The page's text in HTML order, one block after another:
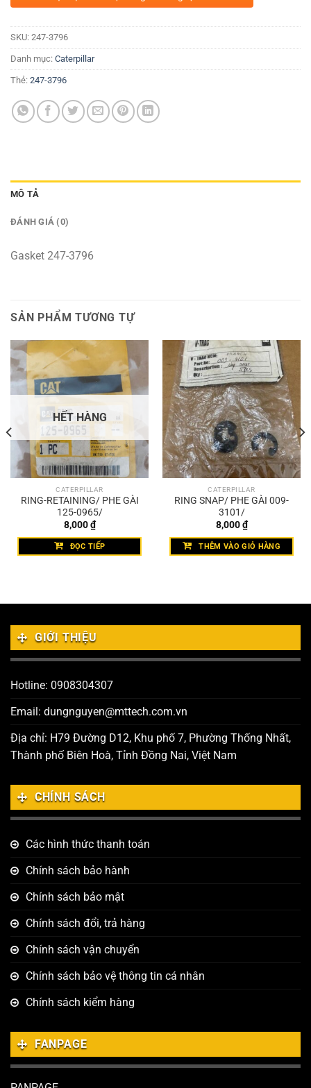
SKU: 247-3796
Danh mục: Caterpillar
Thẻ: 247-3796
MÔ TẢ
ĐÁNH GIÁ (0)
Gasket 247-3796
SẢN PHẨM TƯƠNG TỰ
HẾT HÀNG
CATERPILLAR
RING-RETAINING/ PHE GÀI
125-0965/
8,000₫
ĐỌC TIẾP
CATERPILLAR
RING SNAP/ PHE GÀI 009-
3101/
8,000₫
THÊM VÀO GIỎ HÀNG
GIỚI THIỆU
Hotline: 0908304307
Email: dungnguyen@mttech.com.vn
Địa chỉ: H79 Đường D12, Khu phố 7, Phường Thống Nhất,
Thành phố Biên Hoà, Tỉnh Đồng Nai, Việt Nam
CHÍNH SÁCH
Các hình thức thanh toán
Chính sách bảo hành
Chính sách bảo mật
Chính sách đổi, trả hàng
Chính sách vận chuyển
Chính sách bảo vệ thông tin cá nhân
Chính sách kiểm hàng
FANPAGE